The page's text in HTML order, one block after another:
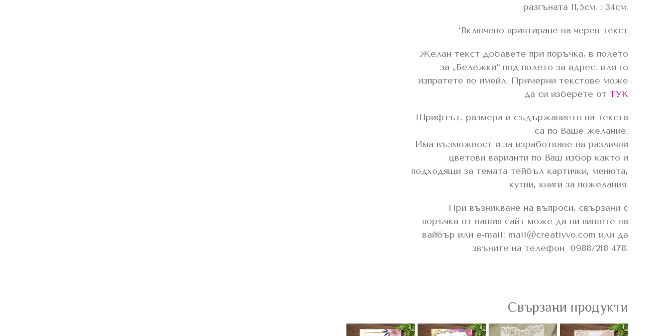
разгъната 11,5см. : 34см.
*Включено принтиране на черен текст
Желан текст добавете при поръчка, в полето
за „Бележки“ под полето за адрес, или го
изпратете по имейл. Примерни текстове може
да си изберете от ТУК
Шрифтът, размера и съдържанието на текста
са по Ваше желание.
Има възможност и за изработване на различни
цветови варианти по Ваш избор както и
подходящи за темата тейбъл картички, менюта,
кутии, книги за пожелания.
При възникване на въпроси, свързани с
поръчка от нашия сайт може да ни пишете на
вайбър или e-mail: mail@creativvo.com или да
звъните на телефон 0988/218 478.
Свързани продукти